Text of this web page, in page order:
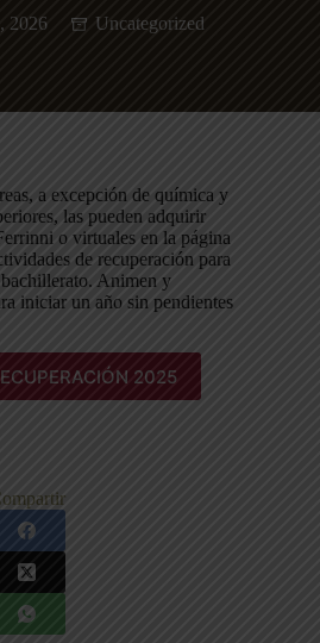
2026
Uncategorized
a excepción de química y
las pueden adquirir
o virtuales en la página
de recuperación para
Animen y
iniciar un año sin pendientes
2025